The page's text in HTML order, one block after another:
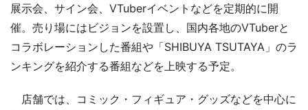
展示会、サイン会、VTuberイベントなどを定期的に開
催。売り場にはビジョンを設置し、国内各地のVTuberと
コラボレーションした番組や「SHIBUYA TSUTAYA」のラ
ンキングを紹介する番組などを上映する予定。
店舗では、コミック・フィギュア・グッズなどを中心に